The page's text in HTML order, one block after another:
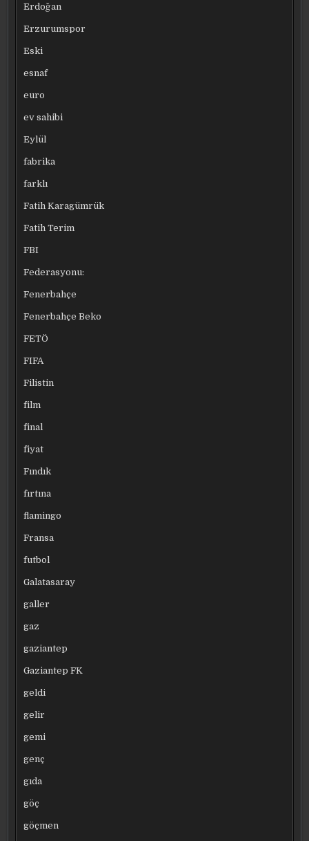
Erdoğan
Erzurumspor
Eski
esnaf
euro
ev sahibi
Eylül
fabrika
farklı
Fatih Karagümrük
Fatih Terim
FBI
Federasyonu:
Fenerbahçe
Fenerbahçe Beko
FETÖ
FIFA
Filistin
film
final
fiyat
Fındık
fırtına
flamingo
Fransa
futbol
Galatasaray
galler
gaz
gaziantep
Gaziantep FK
geldi
gelir
gemi
genç
gıda
göç
göçmen